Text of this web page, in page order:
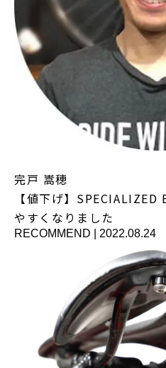
完戸 嵩穂
【値下げ】SPECIALIZED
やすくなりました
RECOMMEND 2022.08.24